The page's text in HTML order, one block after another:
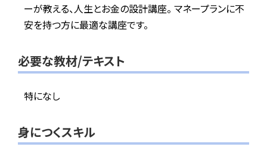
ーが教える、人生とお金の設計講座。 マネープランに不
安を持つ方に最適な講座です。
必要な教材/テキスト
特になし
身につくスキル